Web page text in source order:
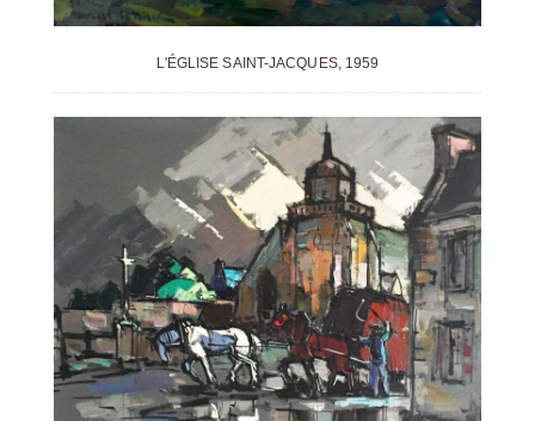
L'ÉGLISE SAINT-JACQUES, 1959